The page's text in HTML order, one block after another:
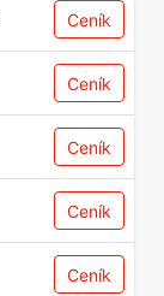
Ceník
Ceník
Ceník
Ceník
Ceník